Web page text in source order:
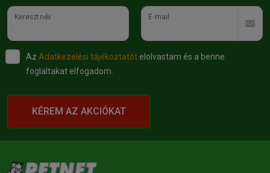
Keresztnév E-mail
Az Adatkezelési tájékoztatót elolvastam és a benne
foglaltakat elfogadom.
KÉREM AZ AKCIÓKAT